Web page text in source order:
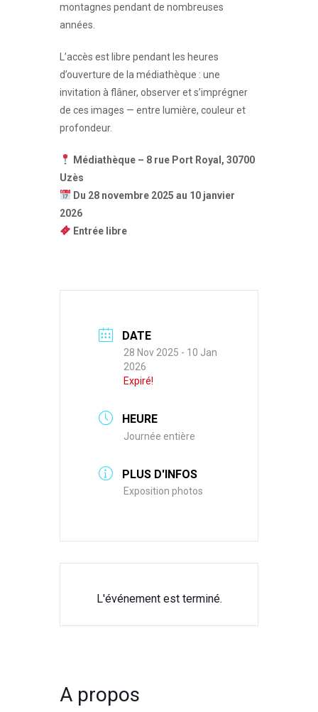
montagnes pendant de nombreuses
années.
L’accès est libre pendant les heures
d’ouverture de la médiathèque : une
invitation à flâner, observer et s’imprégner
de ces images — entre lumière, couleur et
profondeur.
Médiathèque – 8 rue Port Royal, 30700
Uzès
Du 28 novembre 2025 au 10 janvier
2026
Entrée libre
DATE
28 Nov 2025 - 10 Jan
2026
Expiré!
HEURE
Journée entière
PLUS D'INFOS
Exposition photos
L'événement est terminé.
A propos